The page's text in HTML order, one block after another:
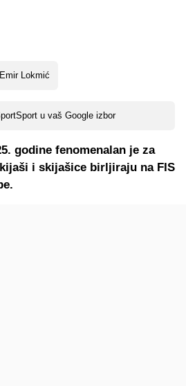
Emir Lokmić
u vaš Google izbor
godine fenomenalan je za
i skijašice birljiraju na FIS